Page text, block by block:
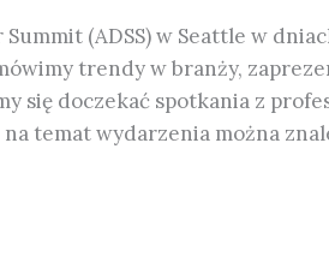
(ADSS) w Seattle w
trendy w branży,
się doczekać spotkania z
temat wydarzenia można